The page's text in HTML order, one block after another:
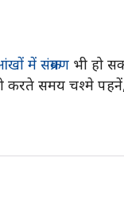
में संक्रमण भी हो
को करते समय चश्मे